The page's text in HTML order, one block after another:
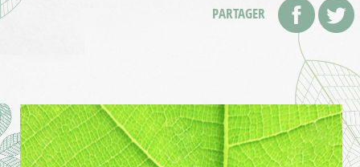
PARTAGER